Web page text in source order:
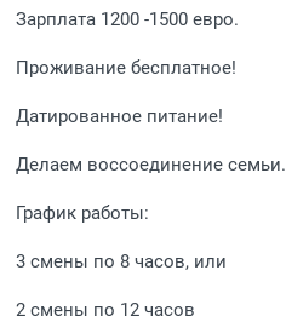
Зарплата 1200 -1500 евро.
Проживание бесплатное!
Датированное питание!
Делаем воссоединение семьи.
График работы:
3 смены по 8 часов, или
2 смены по 12 часов